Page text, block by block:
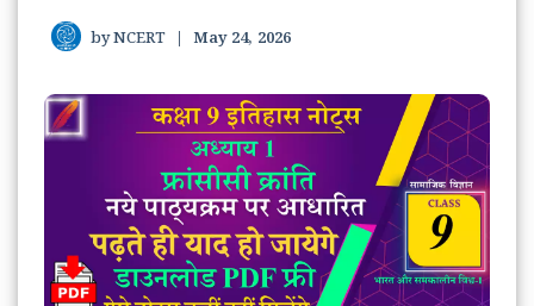
byNCERT | May 24, 2026